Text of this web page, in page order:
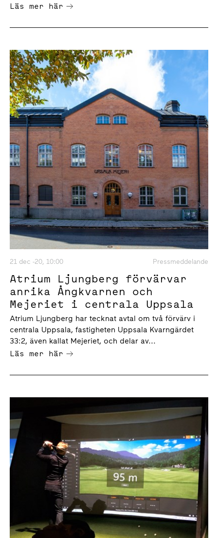
Läs mer här
21 dec -20, 10:00 Pressmeddelande
Atrium Ljungberg förvärvar
anrika Ångkvarnen och
Mejeriet i centrala Uppsala
Atrium Ljungberg har tecknat avtal om två förvärv i
centrala Uppsala, fastigheten Uppsala Kvarngärdet
33:2, även kallat Mejeriet, och delar av...
Läs mer här